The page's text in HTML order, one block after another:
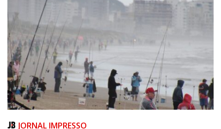
JORNAL IMPRESSO